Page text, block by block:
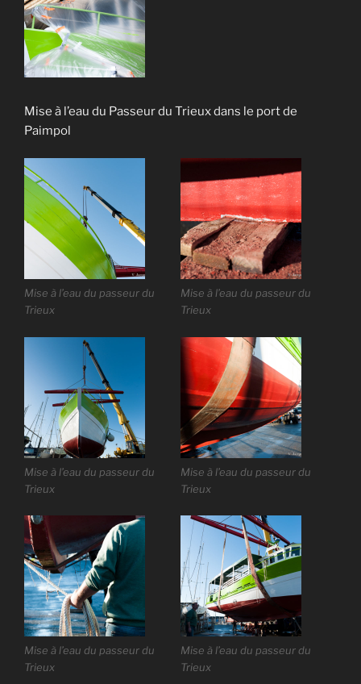
Mise à l’eau du Passeur du Trieux dans le port de
Paimpol
Mise à l’eau du passeur du
Trieux
Mise à l’eau du passeur du
Trieux
Mise à l’eau du passeur du
Trieux
Mise à l’eau du passeur du
Trieux
Mise à l’eau du passeur du
Trieux
Mise à l’eau du passeur du
Trieux